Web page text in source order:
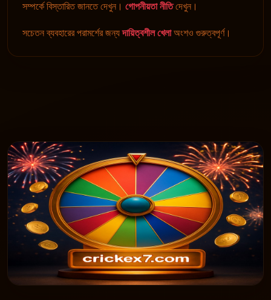
সম্পর্কে বিস্তারিত জানতে দেখুন। গোপনীয়তা নীতিদেখুন।
সচেতন ব্যবহারের পরামর্শের জন্যদায়িত্বশীল খেলাঅংশও গুরুত্বপূর্ণ।